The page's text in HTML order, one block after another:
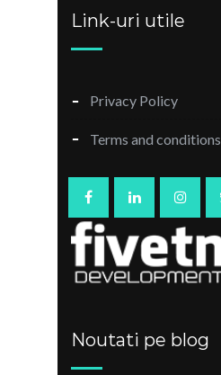
Link-uri utile
Privacy Policy
Terms and conditions
Noutati pe blog